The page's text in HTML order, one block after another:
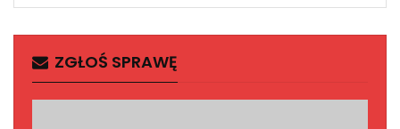
ZGŁOŚ SPRAWĘ